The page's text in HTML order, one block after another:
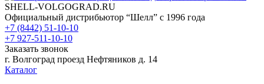
SHELL-VOLGOGRAD.RU
Официальный дистрибьютор “Шелл” с 1996 года
+7 (8442) 51-10-10
+7 927-511-10-10
Заказать звонок
г. Волгоград проезд Нефтяников д. 14
Каталог